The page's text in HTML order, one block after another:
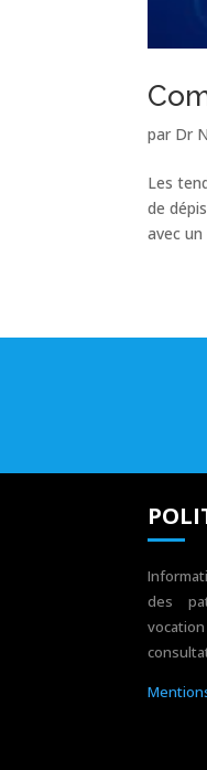
par Dr
Les
de
avec un
des